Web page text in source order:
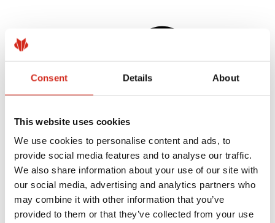
Consent Details About
This website uses cookies
We use cookies to personalise content and ads, to
provide social media features and to analyse our traffic.
We also share information about your use of our site with
our social media, advertising and analytics partners who
may combine it with other information that you’ve
provided to them or that they’ve collected from your use
Klient indywidualny
Realizacje i inspiracje
Powłoki, kolorystyka i gwarancje